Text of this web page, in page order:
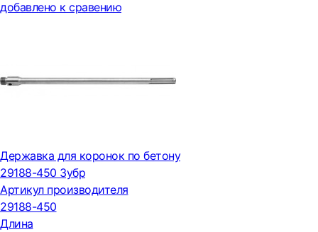
добавлено к сравению
Державка для коронок по бетону
29188-450 Зубр
Артикул производителя
29188-450
Длина